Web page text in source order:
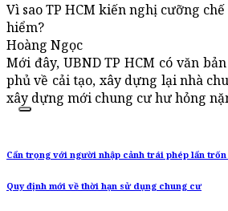
Vì sao TP HCM kiến nghị cưỡng
hiểm?
Hoàng Ngọc
Mới đây, UBND TP HCM có văn
phủ về cải tạo, xây dựng lại nhà
xây dựng mới chung cư hư hỏng
Cẩn trọng với người nhập cảnh trái phép lẩn
Quy định mới về thời hạn sử dụng chung cư